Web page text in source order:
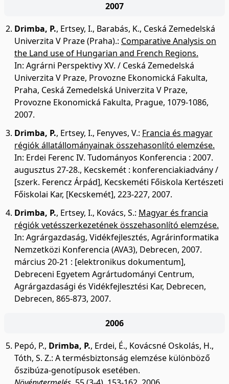
2007
Drimba, P., Ertsey, I., Barabás, K., Ceská Zemedelská
Univerzita V Praze (Praha).: Comparative Analysis on
the Land use of Hungarian and French Regions.
In: Agrárni Perspektivy XV. / Ceská Zemedelská
Univerzita V Praze, Provozne Ekonomická Fakulta,
Praha, Ceská Zemedelská Univerzita V Praze,
Provozne Ekonomická Fakulta, Prague, 1079-1086,
2007.
Drimba, P., Ertsey, I., Fenyves, V.: Francia és magyar
régiók állatállományainak összehasonlító elemzése.
In: Erdei Ferenc IV. Tudományos Konferencia : 2007.
augusztus 27-28., Kecskemét : konferenciakiadvány /
[szerk. Ferencz Árpád], Kecskeméti Főiskola Kertészeti
Főiskolai Kar, [Kecskemét], 223-227, 2007.
Drimba, P., Ertsey, I., Kovács, S.: Magyar és francia
régiók vetésszerkezetének összehasonlító elemzése.
In: Agrárgazdaság, Vidékfejlesztés, Agrárinformatika
Nemzetközi Konferencia (AVA3), Debrecen, 2007.
március 20-21 : [elektronikus dokumentum],
Debreceni Egyetem Agrártudományi Centrum,
Agrárgazdasági és Vidékfejlesztési Kar, Debrecen,
Debrecen, 865-873, 2007.
2006
Pepó, P., Drimba, P., Erdei, É., Kovácsné Oskolás, H.,
Tóth, S. Z.: A termésbiztonság elemzése különböző
őszibúza-genotípusok esetében.